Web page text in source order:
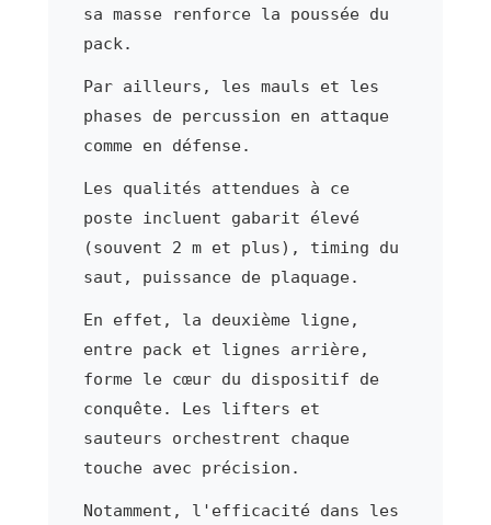
sa masse renforce la poussée du
pack.
Par ailleurs, les mauls et les
phases de percussion en attaque
comme en défense.
Les qualités attendues à ce
poste incluent gabarit élevé
(souvent 2 m et plus), timing du
saut, puissance de plaquage.
En effet, la deuxième ligne,
entre pack et lignes arrière,
forme le cœur du dispositif de
conquête. Les lifters et
sauteurs orchestrent chaque
touche avec précision.
Notamment, l'efficacité dans les